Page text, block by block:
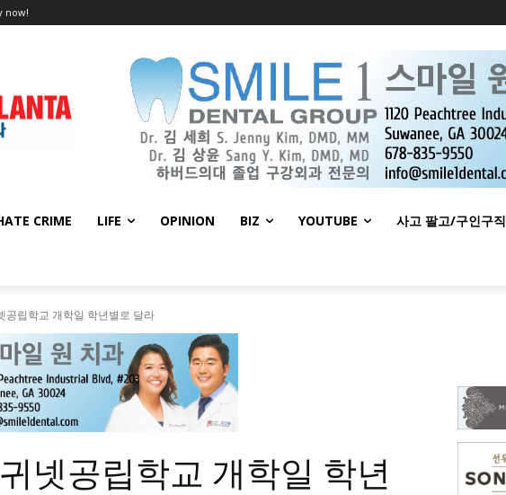
now!
CRIME LIFE OPINION BIZ YOUTUBE 사고 팔고/구인구직
공립학교 개학일 학년별로 달라
넷공립학교 개학일 학년